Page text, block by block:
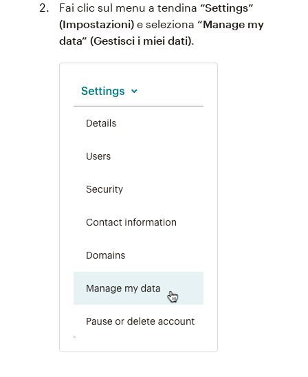
Fai clic sul menu a tendina “Settings”
(Impostazioni) e seleziona “Manage my
data” (Gestisci i miei dati).